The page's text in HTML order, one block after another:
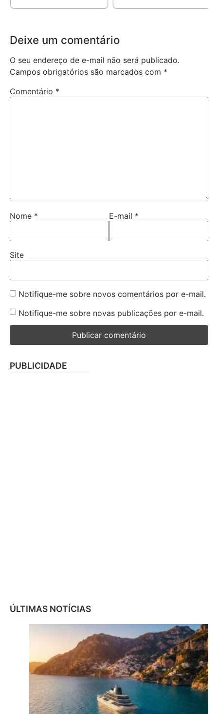
Deixe um comentário
O seu endereço de e-mail não será publicado.
Campos obrigatórios são marcados com *
Comentário *
Nome * E-mail *
Site
Notifique-me sobre novos comentários por e-mail.
Notifique-me sobre novas publicações por e-mail.
PUBLICIDADE
ÚLTIMAS NOTÍCIAS